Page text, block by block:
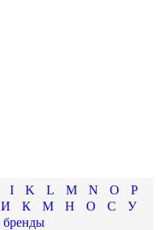
I K L M N O
P
И К М Н О С
У